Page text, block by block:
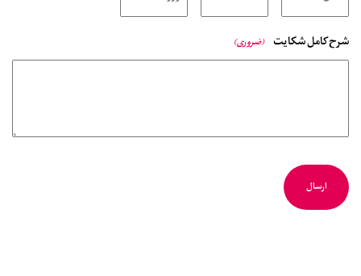
شرح کامل شکایت (ضروری)